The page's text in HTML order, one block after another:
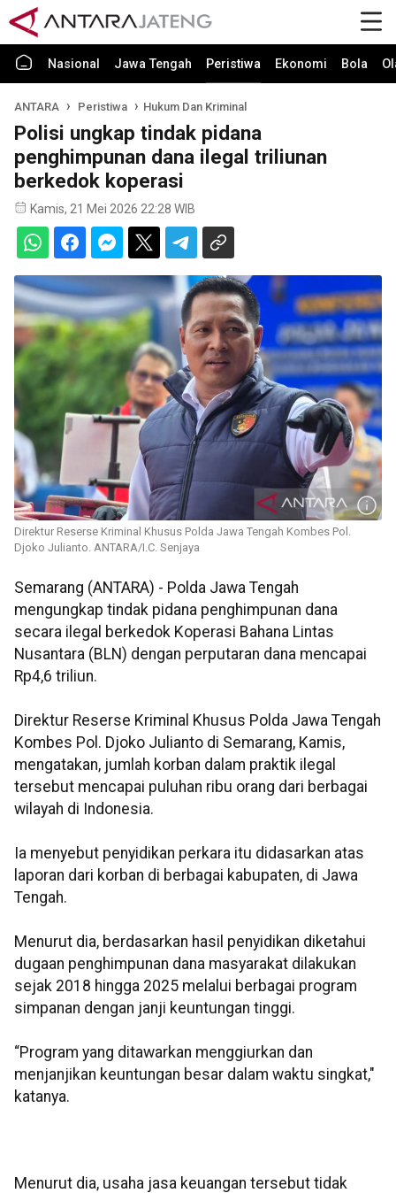
Nasional Jawa Tengah Peristiwa Ekonomi Bola
ANTARA Peristiwa Hukum Dan Kriminal
Polisi ungkap tindak pidana
penghimpunan dana ilegal triliunan
berkedok koperasi
Kamis, 21 Mei 2026 22:28 WIB
Direktur Reserse Kriminal Khusus Polda Jawa Tengah Kombes Pol.
Djoko Julianto. ANTARA/I.C. Senjaya
Semarang (ANTARA) - Polda Jawa Tengah
mengungkap tindak pidana penghimpunan dana
secara ilegal berkedok Koperasi Bahana Lintas
Nusantara (BLN) dengan perputaran dana mencapai
Rp4,6 triliun.
Direktur Reserse Kriminal Khusus Polda Jawa Tengah
Kombes Pol. Djoko Julianto di Semarang, Kamis,
mengatakan, jumlah korban dalam praktik ilegal
tersebut mencapai puluhan ribu orang dari berbagai
wilayah di Indonesia.
Ia menyebut penyidikan perkara itu didasarkan atas
laporan dari korban di berbagai kabupaten, di Jawa
Tengah.
Menurut dia, berdasarkan hasil penyidikan diketahui
dugaan penghimpunan dana masyarakat dilakukan
sejak 2018 hingga 2025 melalui berbagai program
simpanan dengan janji keuntungan tinggi.
“Program yang ditawarkan menggiurkan dan
menjanjikan keuntungan besar dalam waktu singkat,"
katanya.
Menurut dia, usaha jasa keuangan tersebut tidak